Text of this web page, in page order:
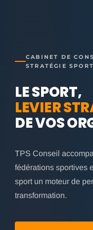
CABINET DE
STRATÉGIE
LE SPORT,
LEVIER
DE VOS
TPS Conseil
fédérations sportives
sport un moteur de
transformation.